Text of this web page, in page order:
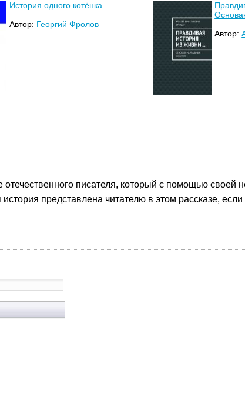
История одного котёнка
Автор: Георгий Фролов
Автор:
писателя, который с помощью
история представлена читателю в этом рассказе,